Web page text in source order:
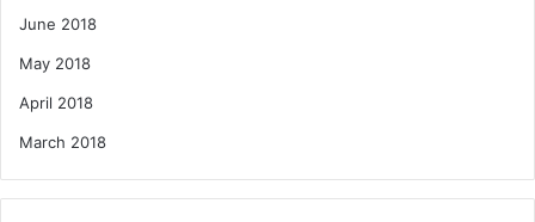
June 2018
May 2018
April 2018
March 2018